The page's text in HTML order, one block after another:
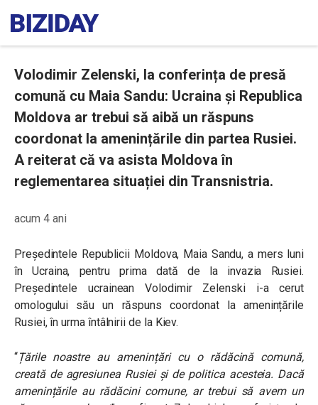
Volodimir Zelenski, la conferința de presă
comună cu Maia Sandu: Ucraina și Republica
Moldova ar trebui să aibă un răspuns
coordonat la amenințările din partea Rusiei.
A reiterat că va asista Moldova în
reglementarea situației din Transnistria.
acum 4 ani
Președintele Republicii Moldova, Maia Sandu, a mers luni
în Ucraina, pentru prima dată de la invazia Rusiei.
Președintele ucrainean Volodimir Zelenski i-a cerut
omologului său un răspuns coordonat la amenințările
Rusiei, în urma întâlnirii de la Kiev.
“Țările noastre au amenințări cu o rădăcină comună,
creată de agresiunea Rusiei și de politica acesteia. Dacă
amenințările au rădăcini comune, ar trebui să avem un